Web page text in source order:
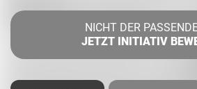
NICHT DER
JETZT INITIATIV